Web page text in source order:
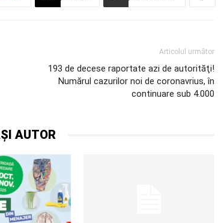
Articolul următor
193 de decese raportate azi de autorităţi!
Numărul cazurilor noi de coronavrius, în
continuare sub 4.000
AUTOR